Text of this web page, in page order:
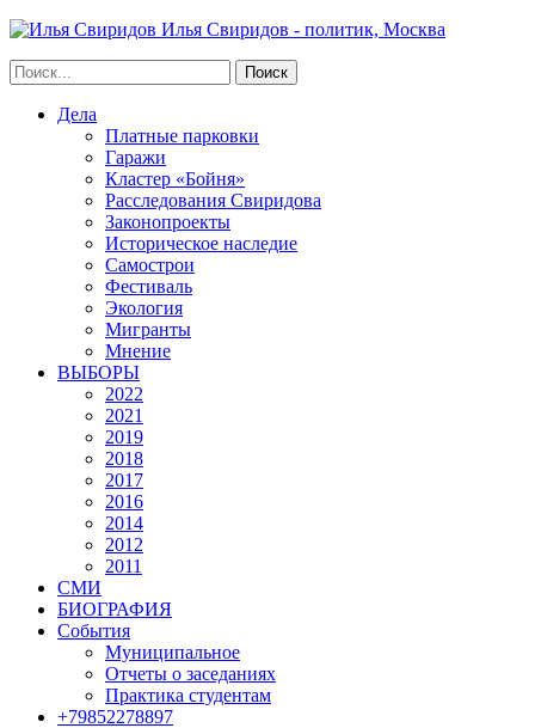
Илья Свиридов - политик, Москва
Дела
Платные парковки
Гаражи
Кластер «Бойня»
Расследования Свиридова
Законопроекты
Историческое наследие
Самострои
Фестиваль
Экология
Мигранты
Мнение
ВЫБОРЫ
2022
2021
2019
2018
2017
2016
2014
2012
2011
СМИ
БИОГРАФИЯ
События
Муниципальное
Отчеты о заседаниях
Практика студентам
+79852278897